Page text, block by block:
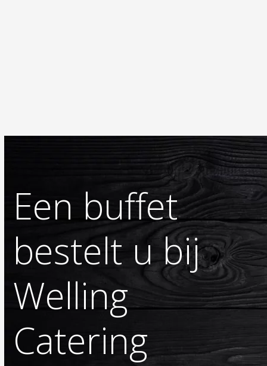
Een buffet
bestelt u bij
Welling
Catering